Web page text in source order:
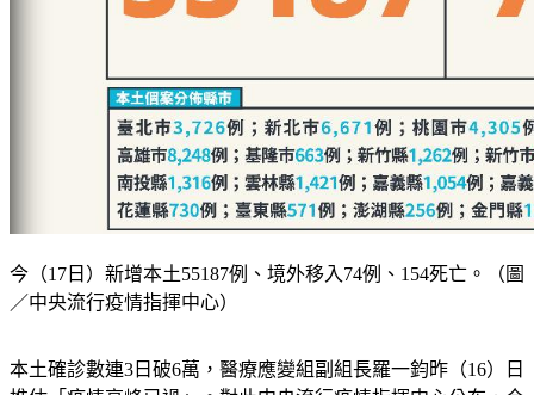
今（17日）新增本土55187例、境外移入74例、154死亡。（圖
／中央流行疫情指揮中心）
本土確診數連3日破6萬，醫療應變組副組長羅一鈞昨（16）日